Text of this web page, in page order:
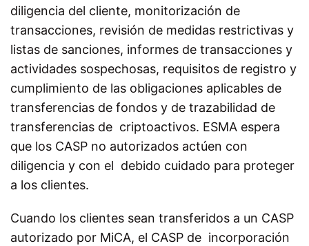
diligencia del cliente, monitorización de
transacciones, revisión de medidas restrictivas y
listas de sanciones, informes de transacciones y
actividades sospechosas, requisitos de registro y
cumplimiento de las obligaciones aplicables de
transferencias de fondos y de trazabilidad de
transferencias de criptoactivos. ESMA espera
que los CASP no autorizados actúen con
diligencia y con el debido cuidado para proteger
a los clientes.
Cuando los clientes sean transferidos a un CASP
autorizado por MiCA, el CASP de incorporación